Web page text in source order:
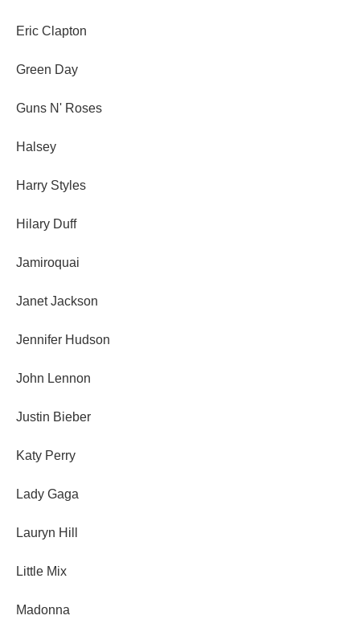
Eric Clapton
Green Day
Guns N' Roses
Halsey
Harry Styles
Hilary Duff
Jamiroquai
Janet Jackson
Jennifer Hudson
John Lennon
Justin Bieber
Katy Perry
Lady Gaga
Lauryn Hill
Little Mix
Madonna